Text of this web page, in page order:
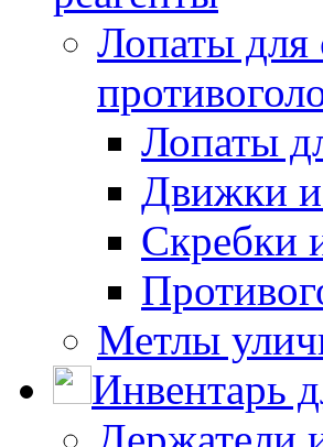
Лопаты для
Лопаты
Движки и
Скребки
Метлы
Инвентарь